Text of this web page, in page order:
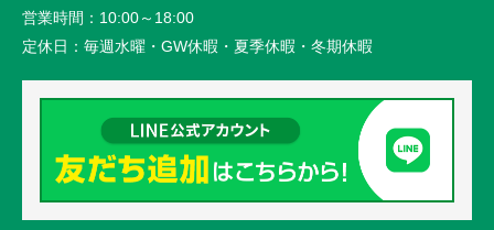
営業時間： 10:00～18:00
定休日： 毎週水曜・GW休暇・夏季休暇・冬期休暇